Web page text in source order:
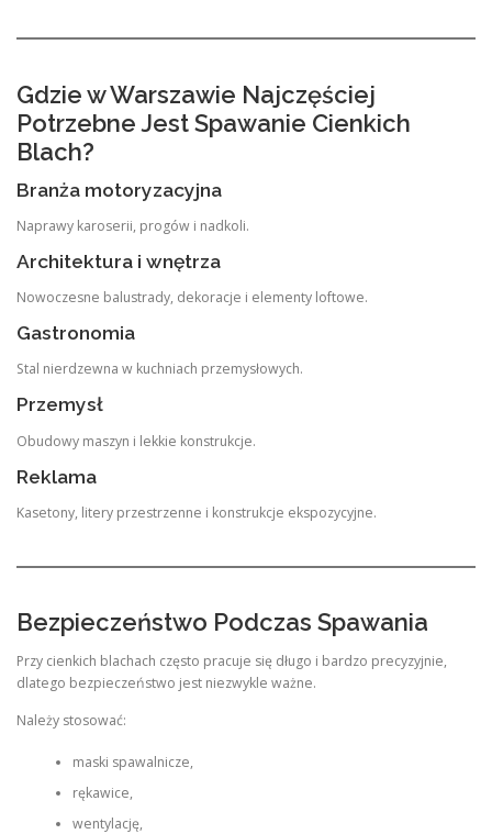
Gdzie w Warszawie Najczęściej
Potrzebne Jest Spawanie Cienkich
Blach?
Branża motoryzacyjna
Naprawy karoserii, progów i nadkoli.
Architektura i wnętrza
Nowoczesne balustrady, dekoracje i elementy loftowe.
Gastronomia
Stal nierdzewna w kuchniach przemysłowych.
Przemysł
Obudowy maszyn i lekkie konstrukcje.
Reklama
Kasetony, litery przestrzenne i konstrukcje ekspozycyjne.
Bezpieczeństwo Podczas Spawania
Przy cienkich blachach często pracuje się długo i bardzo precyzyjnie,
dlatego bezpieczeństwo jest niezwykle ważne.
Należy stosować:
maski spawalnicze,
rękawice,
wentylację,